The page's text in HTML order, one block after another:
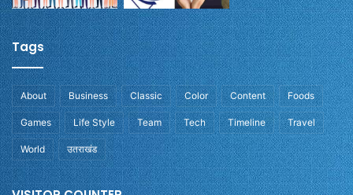
Tags
About Business Classic Color Content Foods
Games Life Style Team Tech Timeline Travel
World उतराखंड